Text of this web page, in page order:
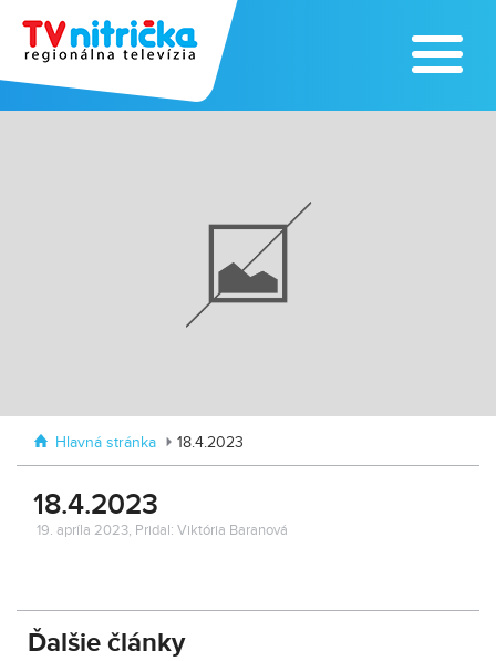
Hlavná stránka 18.4.2023
18.4.2023
19. apríla 2023, Pridal: Viktória Baranová
Ďalšie články